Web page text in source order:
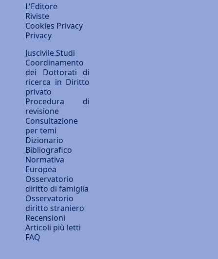
L'Editore
Riviste
Cookies Privacy
Privacy
Juscivile.Studi
Coordinamento
dei Dottorati di
ricerca in Diritto
privato
Procedura di
revisione
Consultazione
per temi
Dizionario
Bibliografico
Normativa
Europea
Osservatorio
diritto di famiglia
Osservatorio
diritto straniero
Recensioni
Articoli più letti
FAQ